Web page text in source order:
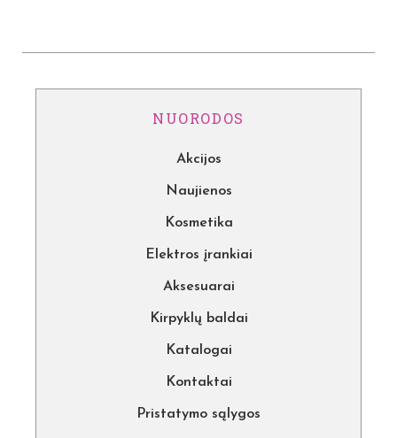
NUORODOS
Akcijos
Naujienos
Kosmetika
Elektros įrankiai
Aksesuarai
Kirpyklų baldai
Katalogai
Kontaktai
Pristatymo sąlygos